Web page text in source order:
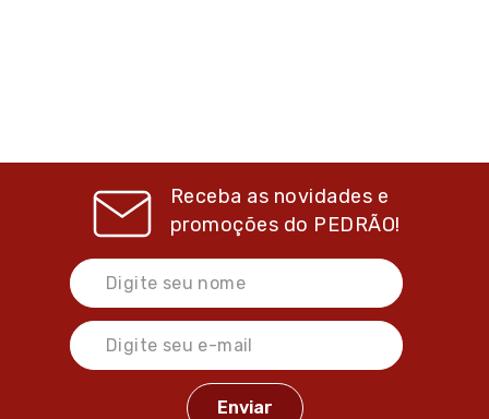
Receba as novidades e
promoções do PEDRÃO!